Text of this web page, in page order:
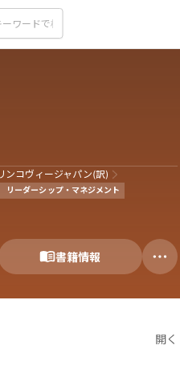
ンコヴィージャパン(訳)
リーダーシップ・マネジメント
書籍情報
開く